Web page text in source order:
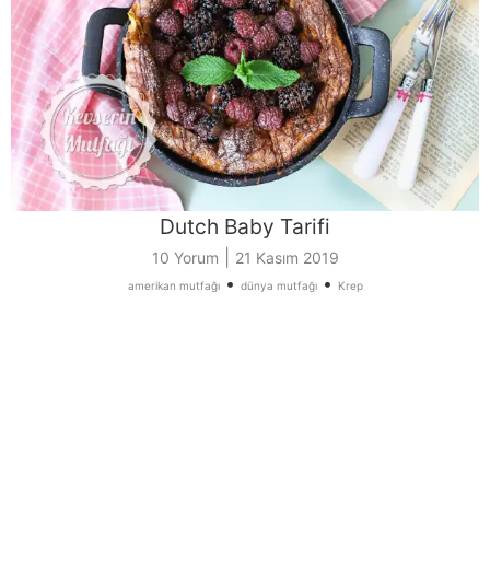
Dutch Baby Tarifi
10 Yorum 21 Kasım 2019
amerikan mutfağı• dünya mutfağı• Krep